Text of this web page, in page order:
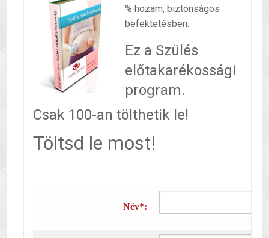
% hozam, biztonságos
befektetésben.
Ez a Szülés
előtakarékossági
program.
Csak 100-an tölthetik le!
Töltsd le most!
Név*: